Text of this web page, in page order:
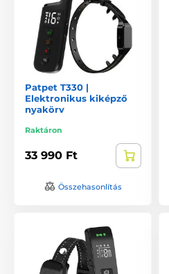
Patpet T330 |
Elektronikus kiképző
nyakörv
Raktáron
33 990 Ft
Összehasonlítás